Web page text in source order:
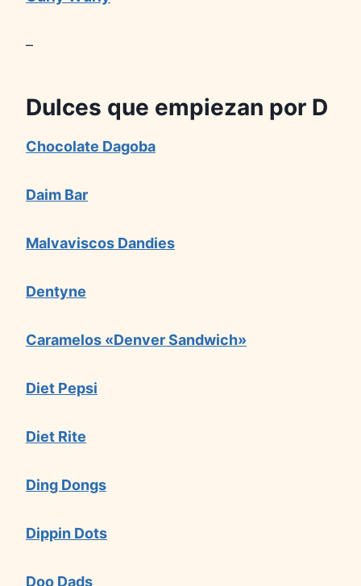
–
Dulces que empiezan por D
Chocolate Dagoba
Daim Bar
Malvaviscos Dandies
Dentyne
Caramelos «Denver Sandwich»
Diet Pepsi
Diet Rite
Ding Dongs
Dippin Dots
Doo Dads